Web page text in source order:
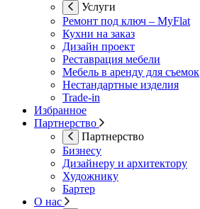
Услуги
Ремонт под ключ – MyFlat
Кухни на заказ
Дизайн проект
Реставрация мебели
Мебель в аренду для съемок
Нестандартные изделия
Trade-in
Избранное
Партнерство
Партнерство
Бизнесу
Дизайнеру и архитектору
Художнику
Бартер
О нас